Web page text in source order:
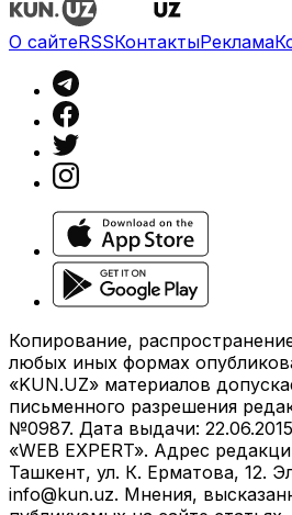
О сайтеRSSКонтактыРеклама
Копирование,
любых иных формах
«KUN.UZ» материалов
письменного разрешения
№0987. Дата выдачи:
«WEB EXPERT». Адрес
Ташкент, ул. К. Ерматова, 12.
info@kun.uz. Мнения,